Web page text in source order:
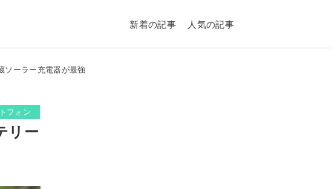
新着の記事 人気の記事
ソーラー充電器が最強
フォン
リー